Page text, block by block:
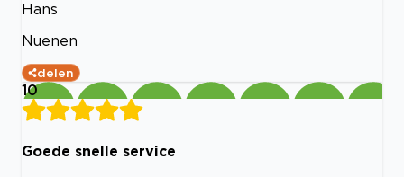
Hans
Nuenen
delen
10
Goede snelle service